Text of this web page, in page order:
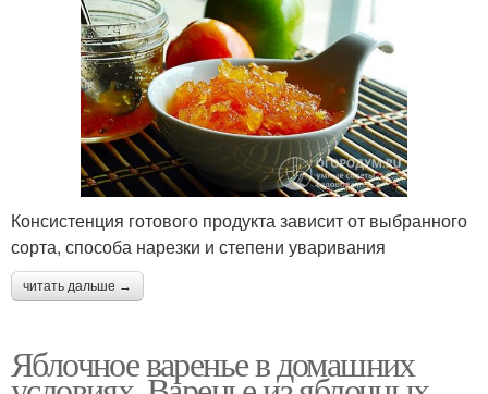
Консистенция готового продукта зависит от выбранного
сорта, способа нарезки и степени уваривания
читать дальше →
Яблочное варенье в домашних